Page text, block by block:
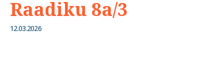
Raadiku 8a/3
12.03.2026